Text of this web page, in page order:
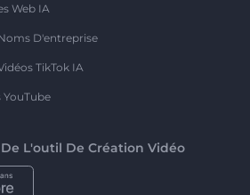
Web IA
D'entreprise
TikTok IA
YouTube
L'outil De Création Vidéo